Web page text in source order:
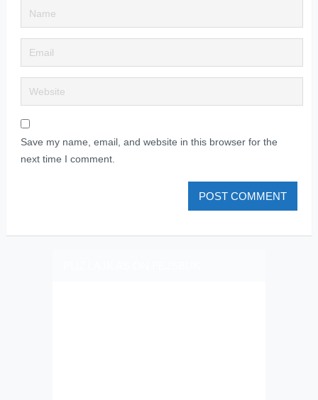
Save my name, email, and website in this browser for the
next time I comment.